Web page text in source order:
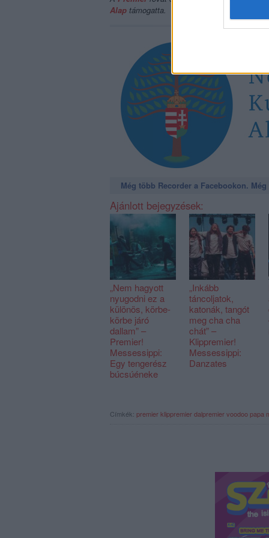
Alap támogatta.
Még több Recorder a Facebookon.
Ajánlott bejegyzések:
„Nem hagyott
nyugodni ez a
különös, körbe-
körbe járó
dallam” –
Premier!
Messessippi:
Egy tengerész
búcsúéneke
„Inkább
táncoljatok,
katonák, tangót
meg cha cha
chát” –
Klippremier!
Messessippi:
Danzates
Címkék: premier klippremierdalpremiervoodoo papa